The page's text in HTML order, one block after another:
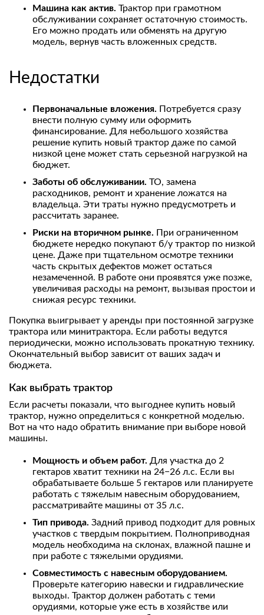
Машина как актив. Трактор при грамотном
обслуживании сохраняет остаточную стоимость.
Его можно продать или обменять на другую
модель, вернув часть вложенных средств.
Недостатки
Первоначальные вложения. Потребуется сразу
внести полную сумму или оформить
финансирование. Для небольшого хозяйства
решение купить новый трактор даже по самой
низкой цене может стать серьезной нагрузкой на
бюджет.
Заботы об обслуживании. ТО, замена
расходников, ремонт и хранение ложатся на
владельца. Эти траты нужно предусмотреть и
рассчитать заранее.
Риски на вторичном рынке. При ограниченном
бюджете нередко покупают б/у трактор по низкой
цене. Даже при тщательном осмотре техники
часть скрытых дефектов может остаться
незамеченной. В работе они проявятся уже позже,
увеличивая расходы на ремонт, вызывая простои и
снижая ресурс техники.
Покупка выигрывает у аренды при постоянной загрузке
трактора или минитрактора. Если работы ведутся
периодически, можно использовать прокатную технику.
Окончательный выбор зависит от ваших задач и
бюджета.
Как выбрать трактор
Если расчеты показали, что выгоднее купить новый
трактор, нужно определиться с конкретной моделью.
Вот на что надо обратить внимание при выборе новой
машины.
Мощность и объем работ. Для участка до 2
гектаров хватит техники на 24−26 л.с. Если вы
обрабатываете больше 5 гектаров или планируете
работать с тяжелым навесным оборудованием,
рассматривайте машины от 35 л.с.
Тип привода. Задний привод подходит для ровных
участков с твердым покрытием. Полноприводная
модель необходима на склонах, влажной пашне и
при работе с тяжелыми орудиями.
Совместимость с навесным оборудованием.
Проверьте категорию навески и гидравлические
выходы. Трактор должен работать с теми
орудиями, которые уже есть в хозяйстве или